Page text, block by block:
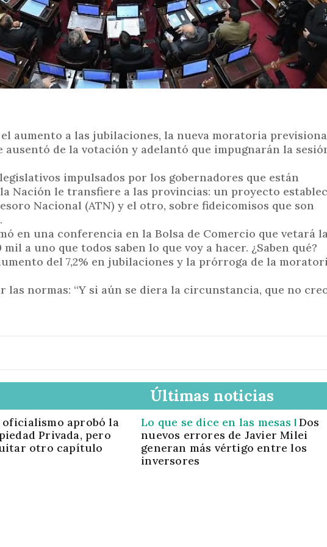
aumento a las jubilaciones, la nueva moratoria
de la votación y adelantó que impugnarán la
impulsados por los gobernadores que están
Nación le transfiere a las provincias: un proyecto
Nacional (ATN) y el otro, sobre fideicomisos que son
en una conferencia en la Bolsa de Comercio que vetará
a uno que todos saben lo que voy a hacer. ¿Saben qué?
del 7,2% en jubilaciones y la prórroga de la
las normas: “Y si aún se diera la circunstancia, que no
oficialismo aprobó la
Privada, pero
otro capítulo
Últimas noticias
Lo que se dice en las mesas
Dos
nuevos errores de Javier Milei
generan más vértigo entre los
inversores